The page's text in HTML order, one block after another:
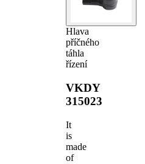
Hlava
příčného
táhla
řízení
VKDY
315023
It
is
made
of